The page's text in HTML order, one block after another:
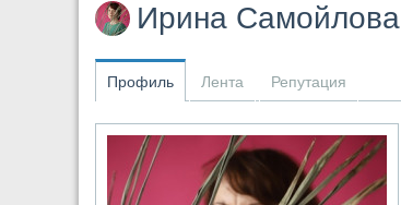
Ирина Самойлова
Профиль Лента Репутация